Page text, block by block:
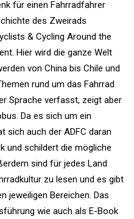
für einen Fahrradfahrer
des Zweirads
& Cycling Around the
Hier wird die ganze Welt
von China bis Chile und
rund um das Fahrrad
Sprache verfasst, zeigt aber
Da es sich um ein
sich auch der ADFC daran
und schildert die mögliche
sind für jedes Land
zu lesen und es gibt
jeweiligen Bereichen. Das
wie auch als E-Book